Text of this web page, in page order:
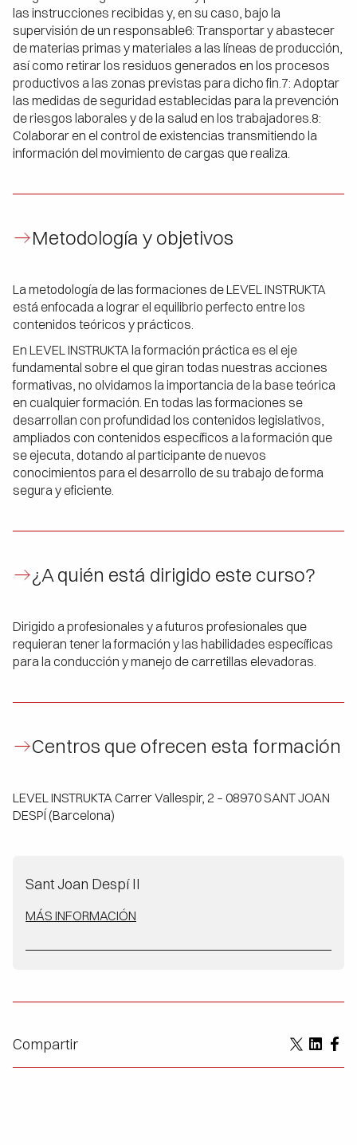
las instrucciones recibidas y, en su caso, bajo la
supervisión de un responsable6: Transportar y abastecer
de materias primas y materiales a las líneas de producción,
así como retirar los residuos generados en los procesos
productivos a las zonas previstas para dicho fin.7: Adoptar
las medidas de seguridad establecidas para la prevención
de riesgos laborales y de la salud en los trabajadores.8:
Colaborar en el control de existencias transmitiendo la
información del movimiento de cargas que realiza.
Metodología y objetivos
La metodología de las formaciones de LEVEL INSTRUKTA
está enfocada a lograr el equilibrio perfecto entre los
contenidos teóricos y prácticos.
En LEVEL INSTRUKTA la formación práctica es el eje
fundamental sobre el que giran todas nuestras acciones
formativas, no olvidamos la importancia de la base teórica
en cualquier formación. En todas las formaciones se
desarrollan con profundidad los contenidos legislativos,
ampliados con contenidos específicos a la formación que
se ejecuta, dotando al participante de nuevos
conocimientos para el desarrollo de su trabajo de forma
segura y eficiente.
¿A quién está dirigido este curso?
Dirigido a profesionales y a futuros profesionales que
requieran tener la formación y las habilidades específicas
para la conducción y manejo de carretillas elevadoras.
Centros que ofrecen esta formación
LEVEL INSTRUKTA Carrer Vallespir, 2 – 08970 SANT JOAN
DESPÍ (Barcelona)
Sant Joan Despí II
MÁS INFORMACIÓN
Compartir